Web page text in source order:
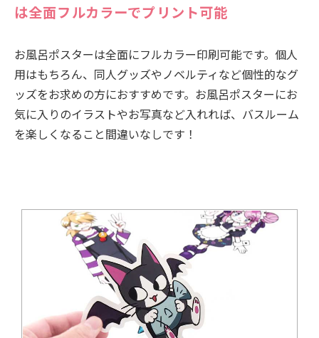
は全面フルカラーでプリント可能
お風呂ポスターは全面にフルカラー印刷可能です。個人
用はもちろん、同人グッズやノベルティなど個性的なグ
ッズをお求めの方におすすめです。お風呂ポスターにお
気に入りのイラストやお写真など入れれば、バスルーム
を楽しくなること間違いなしです！